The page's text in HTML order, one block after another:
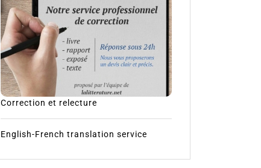
Correction et relecture
English-French translation service